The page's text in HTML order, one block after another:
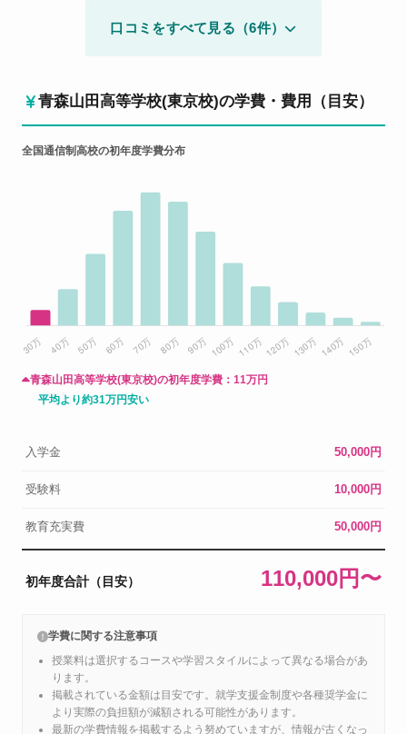
口コミをすべて見る（6件）
青森山田高等学校(東京校)の学費・費用（目安）
全国通信制高校の初年度学費分布
青森山田高等学校(東京校)の初年度学費： 11万円
平均より約31万円安い
入学金 50,000円
受験料 10,000円
教育充実費 50,000円
初年度合計（目安） 110,000円〜
学費に関する注意事項
授業料は選択するコースや学習スタイルによって異なる場合があ
ります。
掲載されている金額は目安です。就学支援金制度や各種奨学金に
より実際の負担額が減額される可能性があります。
最新の学費情報を掲載するよう努めていますが、情報が古くなっ